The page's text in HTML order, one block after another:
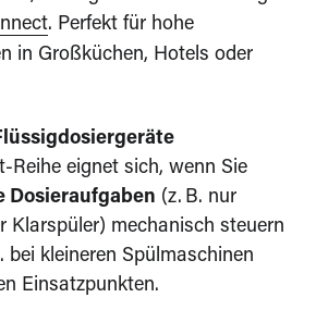
. Perfekt für hohe
in Großküchen, Hotels oder
eignet sich, wenn Sie
Dosieraufgaben (z. B. nur
Klarspüler) mechanisch steuern
bei kleineren Spülmaschinen
Einsatzpunkten.